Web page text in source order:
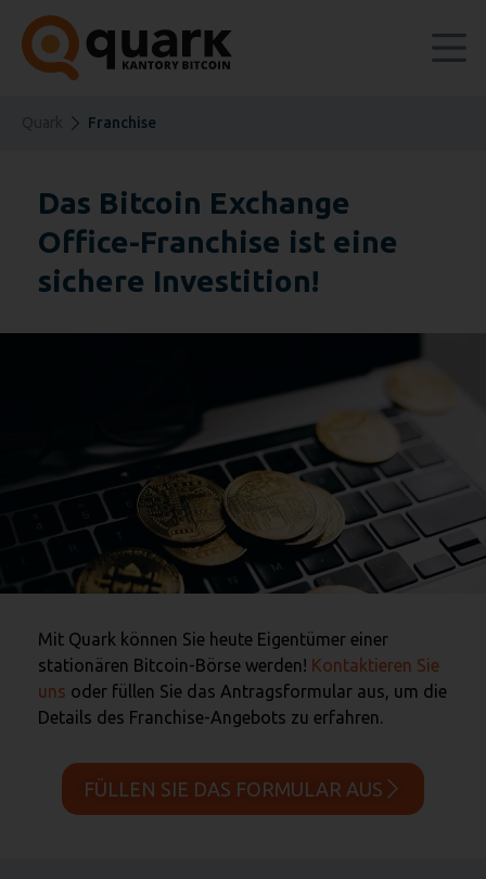
Franchise
Das Bitcoin Exchange
Office-Franchise ist eine
sichere Investition!
Mit Quark können Sie heute Eigentümer einer
stationären Bitcoin-Börse werden! Kontaktieren Sie
uns oder füllen Sie das Antragsformular aus, um die
Details des Franchise-Angebots zu erfahren.
FÜLLEN SIE DAS FORMULAR AUS